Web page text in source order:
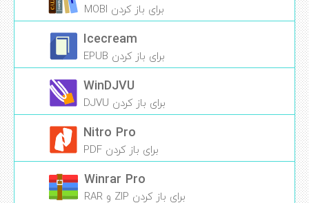
برای باز کردن MOBI
Icecream
برای باز کردن EPUB
WinDJVU
برای باز کردن DJVU
Nitro Pro
برای باز کردن PDF
Winrar Pro
برای باز کردن ZIP و RAR